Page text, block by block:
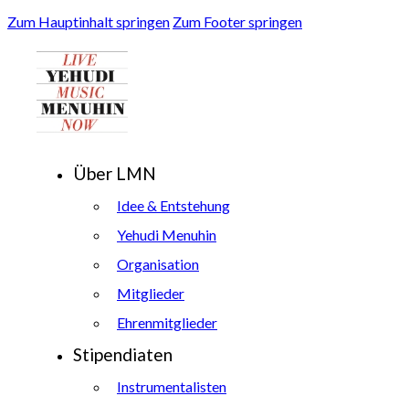
Zum Hauptinhalt springen Zum Footer springen
Über LMN
Idee & Entstehung
Yehudi Menuhin
Organisation
Mitglieder
Ehrenmitglieder
Stipendiaten
Instrumentalisten